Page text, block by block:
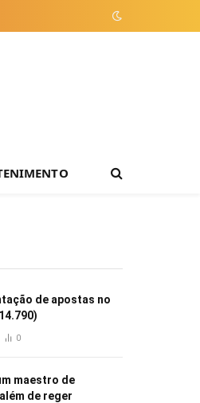
de apostas no
0
maestro de
de reger